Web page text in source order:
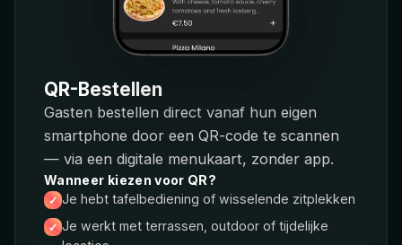
QR-Bestellen
Gasten bestellen direct vanaf hun eigen
smartphone door een QR-code te scannen
— via een digitale menukaart, zonder app.
Wanneer kiezen voor QR?
Je hebt tafelbediening of wisselende zitplekken
Je werkt met terrassen, outdoor of tijdelijke